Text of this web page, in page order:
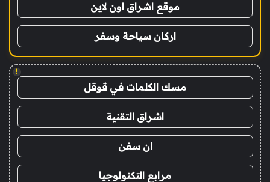
موقع اشراق اون لاين
اركان سياحة وسفر
!
مسك الكلمات في قوقل
اشراق التقنية
ان سفن
مرابع التكنولوجيا